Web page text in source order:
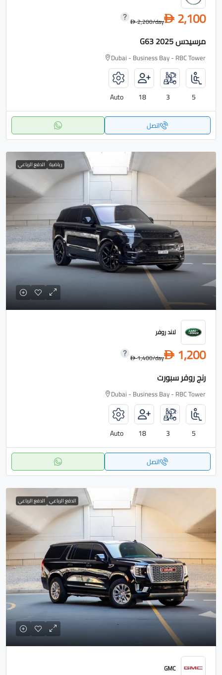
D 2,100
D2,200/day
مرسيدس G63 2025
Dubai - Business Bay - RBC Tower
5
3
18
Auto
اتصل
رياضية الدفع الرباعي
لاند روفر
D 1,200
D1,400/day
رنج روفر سبورت
Dubai - Business Bay - RBC Tower
5
3
18
Auto
اتصل
الدفع الرباعي الدفع الرباعي
GMC